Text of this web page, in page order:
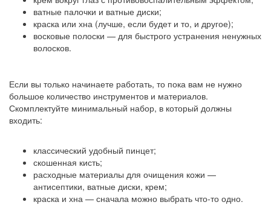
ватные палочки и ватные диски;
краска или хна (лучше, если будет и то, и другое);
восковые полоски — для быстрого устранения ненужных
волосков.
Если вы только начинаете работать, то пока вам не нужно
большое количество инструментов и материалов.
Скомплектуйте минимальный набор, в который должны
входить:
классический удобный пинцет;
скошенная кисть;
расходные материалы для очищения кожи —
антисептики, ватные диски, крем;
краска и хна — сначала можно выбрать что-то одно.